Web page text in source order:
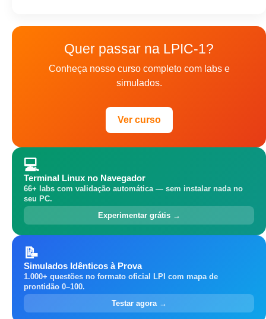
Quer passar na LPIC-1?
Conheça nosso curso completo com labs e
simulados.
Ver curso
💻
Terminal Linux no Navegador
66+ labs com validação automática — sem instalar nada no
seu PC.
Experimentar grátis →
📝
Simulados Idênticos à Prova
1.000+ questões no formato oficial LPI com mapa de
prontidão 0–100.
Testar agora →